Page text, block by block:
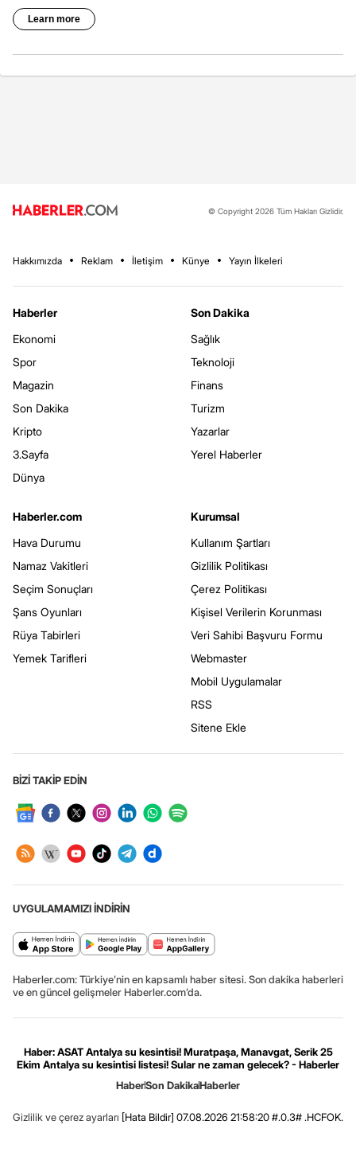
© Copyright 2026 Tüm Hakları Gizlidir.
Hakkımızda Reklam İletişim Künye Yayın İlkeleri
Haberler
Ekonomi
Spor
Magazin
Son Dakika
Kripto
3.Sayfa
Dünya
Son Dakika
Sağlık
Teknoloji
Finans
Turizm
Yazarlar
Yerel Haberler
Haberler.com
Hava Durumu
Namaz Vakitleri
Seçim Sonuçları
Şans Oyunları
Rüya Tabirleri
Yemek Tarifleri
Kurumsal
Kullanım Şartları
Gizlilik Politikası
Çerez Politikası
Kişisel Verilerin Korunması
Veri Sahibi Başvuru Formu
Webmaster
Mobil Uygulamalar
RSS
Sitene Ekle
BİZİ TAKİP EDİN
UYGULAMAMIZI İNDİRİN
Haberler.com: Türkiye’nin en kapsamlı haber sitesi. Son dakika haberleri
ve en güncel gelişmeler Haberler.com’da.
Haber: ASAT Antalya su kesintisi! Muratpaşa, Manavgat, Serik 25
Ekim Antalya su kesintisi listesi! Sular ne zaman gelecek? - Haberler
HaberSon DakikaHaberler
Gizlilik ve çerez ayarları [Hata Bildir] 07.08.2026 21:58:20 #.0.3# .HCFOK.